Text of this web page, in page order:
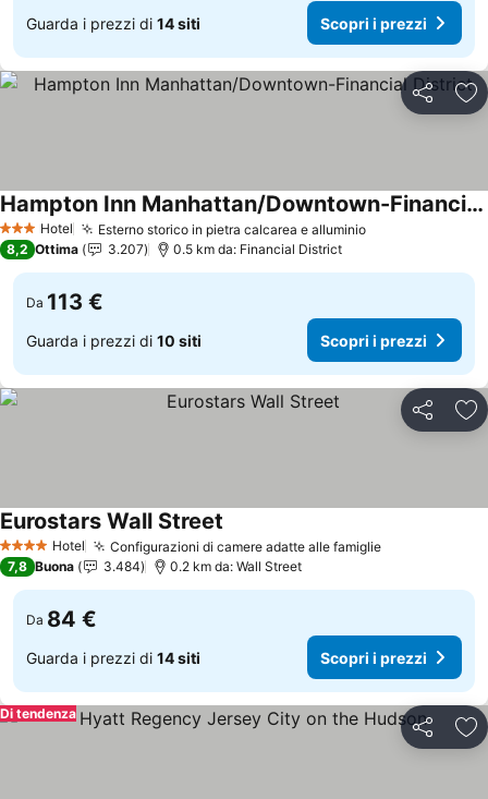
Guarda i prezzi di 14 siti Scopri i prezzi
Condividi
3 StelleHotel Esterno storico in pietra calcarea e alluminio
Hampton Inn Manhattan/Downtown-Financial District
8,2 Ottima 3.207 0.5 km da: Financial District
Da 113 €
Guarda i prezzi di 10 siti Scopri i prezzi
Condividi
4 Stelle Hotel Configurazioni di camere adatte alle famiglie
Eurostars Wall Street
7,8 Buona 3.484 0.2 km da: Wall Street
Da 84 €
Guarda i prezzi di 14 siti Scopri i prezzi
Condividi
Di tendenza